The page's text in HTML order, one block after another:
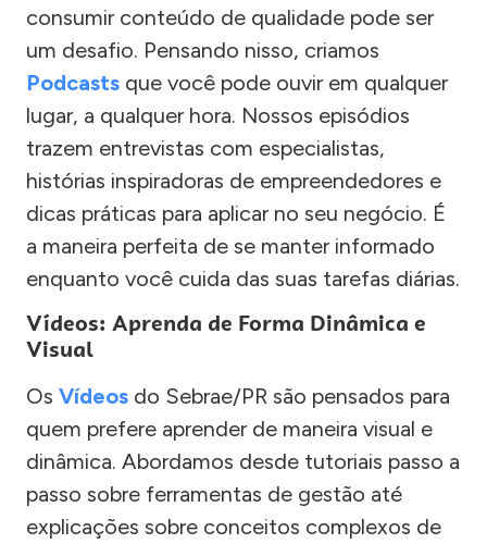
consumir conteúdo de qualidade pode ser
um desafio. Pensando nisso, criamos
Podcasts que você pode ouvir em qualquer
lugar, a qualquer hora. Nossos episódios
trazem entrevistas com especialistas,
histórias inspiradoras de empreendedores e
dicas práticas para aplicar no seu negócio. É
a maneira perfeita de se manter informado
enquanto você cuida das suas tarefas diárias.
Vídeos: Aprenda de Forma Dinâmica e
Visual
Os Vídeos do Sebrae/PR são pensados para
quem prefere aprender de maneira visual e
dinâmica. Abordamos desde tutoriais passo a
passo sobre ferramentas de gestão até
explicações sobre conceitos complexos de